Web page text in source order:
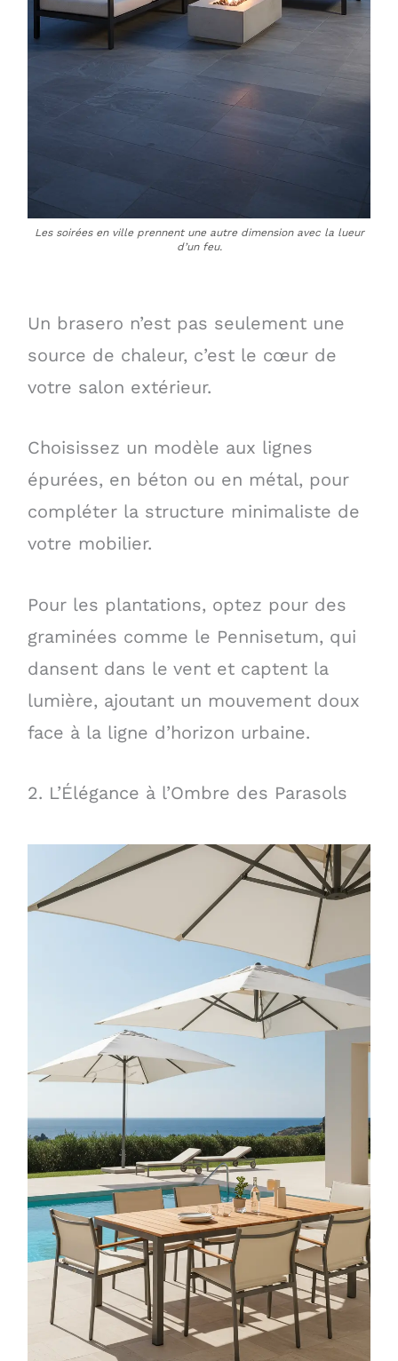
Les soirées en ville prennent une autre dimension avec la lueur
d’un feu.
Un brasero n’est pas seulement une
source de chaleur, c’est le cœur de
votre salon extérieur.
Choisissez un modèle aux lignes
épurées, en béton ou en métal, pour
compléter la structure minimaliste de
votre mobilier.
Pour les plantations, optez pour des
graminées comme le Pennisetum, qui
dansent dans le vent et captent la
lumière, ajoutant un mouvement doux
face à la ligne d’horizon urbaine.
2. L’Élégance à l’Ombre des Parasols